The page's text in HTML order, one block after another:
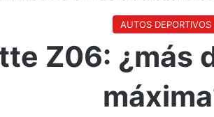
AUTOS DEPORTIVOS
Z06: ¿más